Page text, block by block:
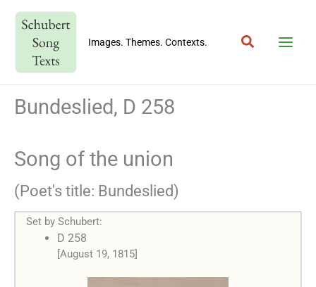
content
Images. Themes. Contexts. Search
Bundeslied, D 258
Song of the union
(Poet's title: Bundeslied)
Set by Schubert:
D 258
[August 19, 1815]